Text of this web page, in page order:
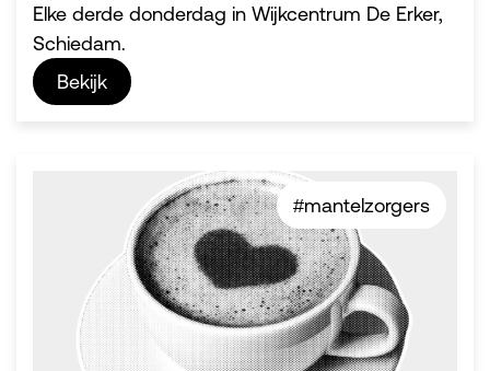
Elke derde donderdag in Wijkcentrum De Erker,
Schiedam.
Bekijk
#mantelzorgers